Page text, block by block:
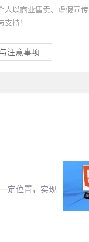
以商业售卖、虚假宣
持！
注意事项
定位置，实现